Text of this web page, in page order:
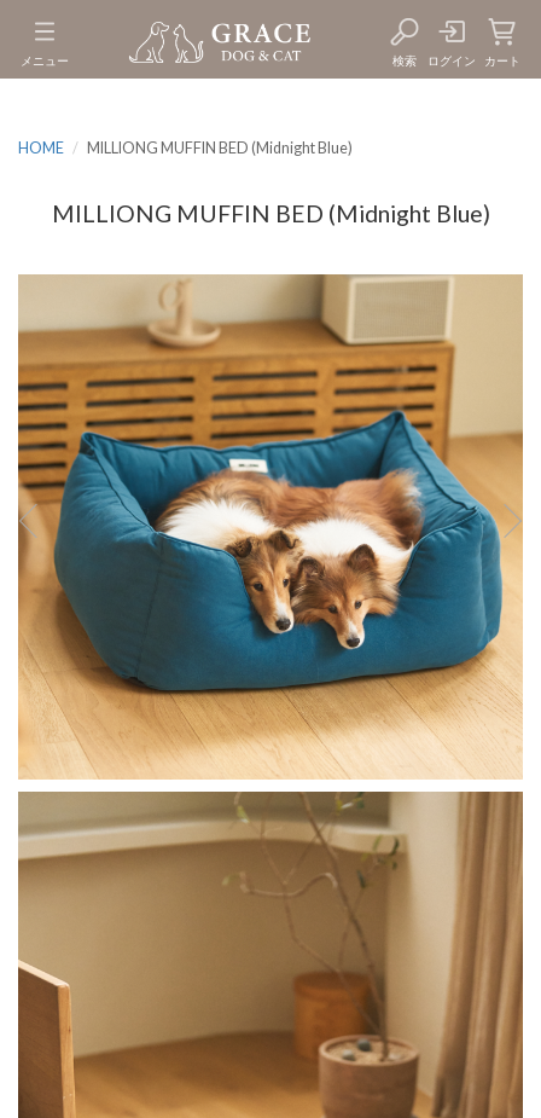
検索 ログイン カート
メニュー
HOME MILLIONG MUFFIN BED (Midnight Blue)
MILLIONG MUFFIN BED (Midnight Blue)